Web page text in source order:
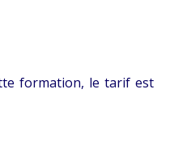
formation, le tarif est